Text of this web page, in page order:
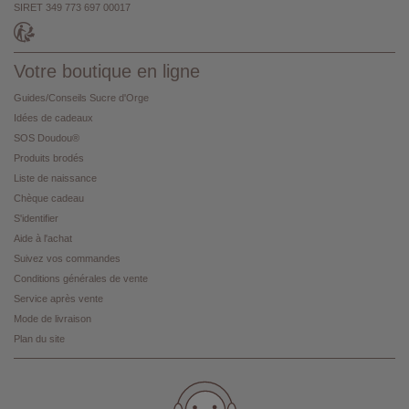
SIRET 349 773 697 00017
Votre boutique en ligne
Guides/Conseils Sucre d'Orge
Idées de cadeaux
SOS Doudou®
Produits brodés
Liste de naissance
Chèque cadeau
S'identifier
Aide à l'achat
Suivez vos commandes
Conditions générales de vente
Service après vente
Mode de livraison
Plan du site